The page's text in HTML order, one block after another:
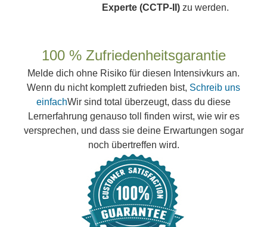
Experte (CCTP-II)zu werden.
100 % Zufriedenheitsgarantie
Melde dich ohne Risiko für diesen Intensivkurs an.
Wenn du nicht komplett zufrieden bist, Schreib uns
einfachWir sind total überzeugt, dass du diese
Lernerfahrung genauso toll finden wirst, wie wir es
versprechen, und dass sie deine Erwartungen sogar
noch übertreffen wird.